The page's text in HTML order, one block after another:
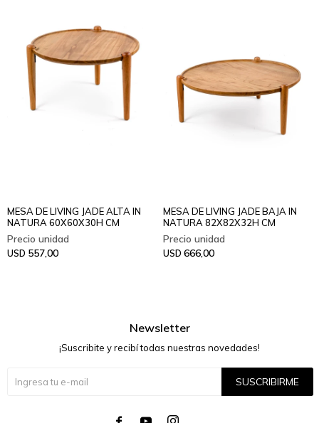
MESA DE LIVING JADE ALTA IN
NATURA 60X60X30H CM
USD 557,00
MESA DE LIVING JADE BAJA IN
NATURA 82X82X32H CM
USD 666,00
Newsletter
¡Suscribite y recibí todas nuestras novedades!
SUSCRIBIRME
  